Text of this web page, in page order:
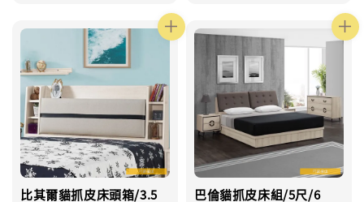
比其爾貓抓皮床頭箱/3.5
巴倫貓抓皮床組/5尺/6